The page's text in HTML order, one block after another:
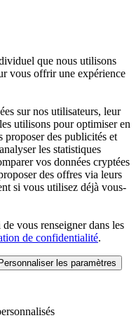
que nous utilisons
vous offrir une expérience
sur nos utilisateurs, leur
utilisons pour optimiser en
proposer des publicités et
les statistiques
vos données cryptées
des offres via leurs
si vous utilisez déjà vous-
vous renseigner dans les
de confidentialité.
Personnaliser les paramètres